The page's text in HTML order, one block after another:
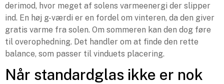
derimod, hvor meget af solens varmeenergi der slipper
ind. En høj g-værdi er en fordel om vinteren, da den giver
gratis varme fra solen. Om sommeren kan den dog føre
til overophedning. Det handler om at finde den rette
balance, som passer til vinduets placering.
Når standardglas ikke er nok